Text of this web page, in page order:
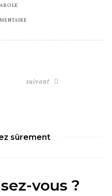
suivant
sûrement
vous ?